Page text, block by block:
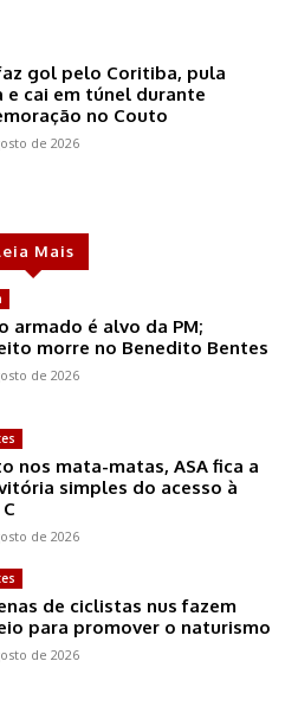
gol pelo Coritiba, pula
e cai em túnel durante
no Couto
de 2026
Mais
armado é alvo da PM;
morre no Benedito Bentes
de 2026
nos mata-matas, ASA fica a
simples do acesso à
de 2026
de ciclistas nus fazem
para promover o naturismo
de 2026